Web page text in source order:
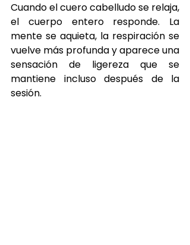
Cuando el cuero cabelludo se relaja,
el cuerpo entero responde. La
mente se aquieta, la respiración se
vuelve más profunda y aparece una
sensación de ligereza que se
mantiene incluso después de la
sesión.